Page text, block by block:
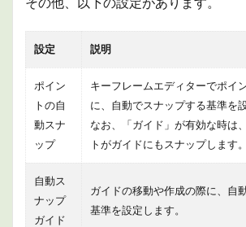
その他、以下の設定があります。
設定 説明
ポイン
トの自
動スナ
ップ
キーフレームエディターでポイ
に、自動でスナップする基準を
なお、「ガイド」が有効な時は
トがガイドにもスナップします。
自動ス
ナップ
ガイド
ガイドの移動や作成の際に、自
基準を設定します。